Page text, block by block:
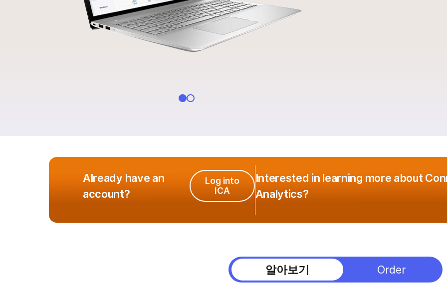
Already have an
account?
Log into
ICA
Interested in learning more about
Analytics?
알아보기 Order